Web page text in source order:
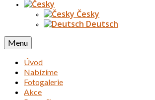
Česky
Deutsch
Menu
Úvod
Nabízíme
Fotogalerie
Akce